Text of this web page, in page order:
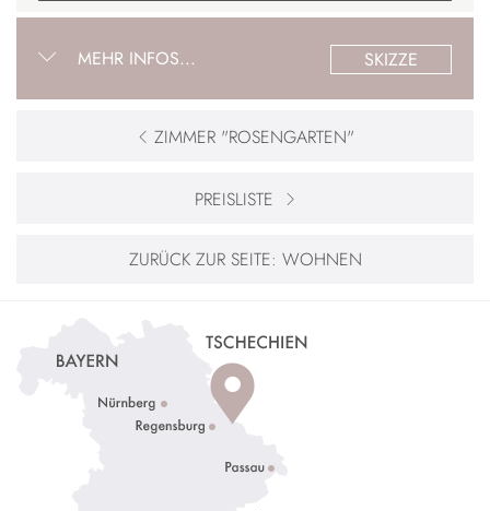
MEHR INFOS... SKIZZE
ZIMMER "ROSENGARTEN"
PREISLISTE
ZURÜCK ZUR SEITE: WOHNEN